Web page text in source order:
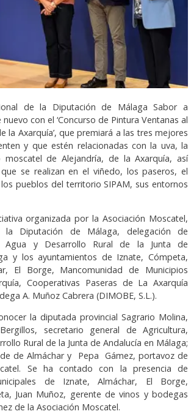
de la Diputación de Málaga Sabor a
con el ‘Concurso de Pintura Ventanas al
la Axarquía’, que premiará a las tres mejores
y que estén relacionadas con la uva, la
de Alejandría, de la Axarquía, así
se realizan en el viñedo, los paseros, el
pueblos del territorio SIPAM, sus entornos
organizada por la Asociación Moscatel,
Diputación de Málaga, delegación de
Agua y Desarrollo Rural de la Junta de
y los ayuntamientos de Iznate, Cómpeta,
El Borge, Mancomunidad de Municipios
Cooperativas Paseras de La Axarquía
A. Muñoz Cabrera (DIMOBE, S.L.).
la diputada provincial Sagrario Molina,
secretario general de Agricultura,
Rural de la Junta de Andalucía en Málaga;
de Almáchar y Pepa Gámez, portavoz de
Se ha contado con la presencia de
de Iznate, Almáchar, El Borge,
Juan Muñoz, gerente de vinos y bodegas
de la Asociación Moscatel.